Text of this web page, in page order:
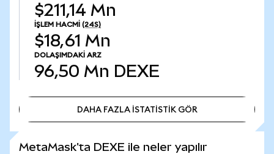
$211,14 Mn
İŞLEM HACMI (24S)
$18,61 Mn
DOLAŞIMDAKI ARZ
96,50 Mn DEXE
DAHA FAZLA İSTATİSTİK GÖR
MetaMask'ta DEXE ile neler yapılır